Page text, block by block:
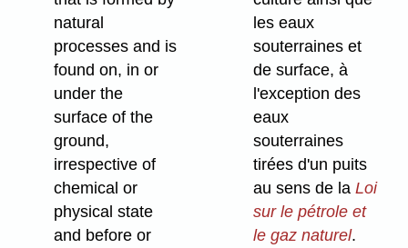
natural
processes and is
found on, in or
under the
surface of the
ground,
irrespective of
chemical or
physical state
and before or
les eaux
souterraines et
de surface, à
l'exception des
eaux
souterraines
tirées d'un puits
au sens de la Loi
sur le pétrole et
le gaz naturel.